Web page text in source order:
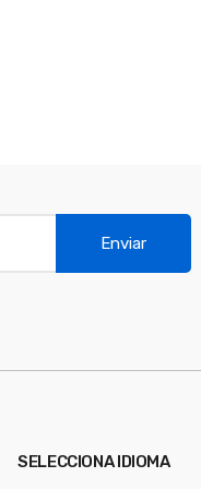
Enviar
SELECCIONA IDIOMA